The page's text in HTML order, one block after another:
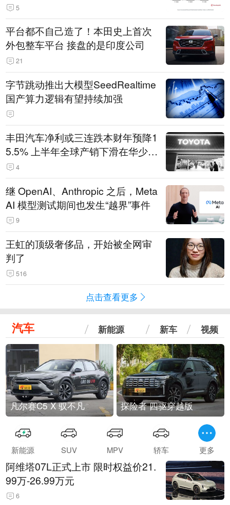
5
平台都不自己造了！本田史上首次
外包整车平台 接盘的是印度公司
21
字节跳动推出大模型SeedRealtime
国产算力逻辑有望持续加强
丰田汽车净利或三连跌本财年预降1
5.5% 上半年全球产销下滑在华少卖
14.3万辆
4
继 OpenAI、Anthropic 之后，Meta
AI 模型测试期间也发生“越界”事件
9
王虹的顶级奢侈品，开始被全网审
判了
516
点击查看更多
汽车 新能源 新车 视频
凡尔赛C5 X 驭不凡 探险者 四驱穿越版
新能源 SUV MPV 轿车 更多
阿维塔07L正式上市 限时权益价21.
99万-26.99万元
6